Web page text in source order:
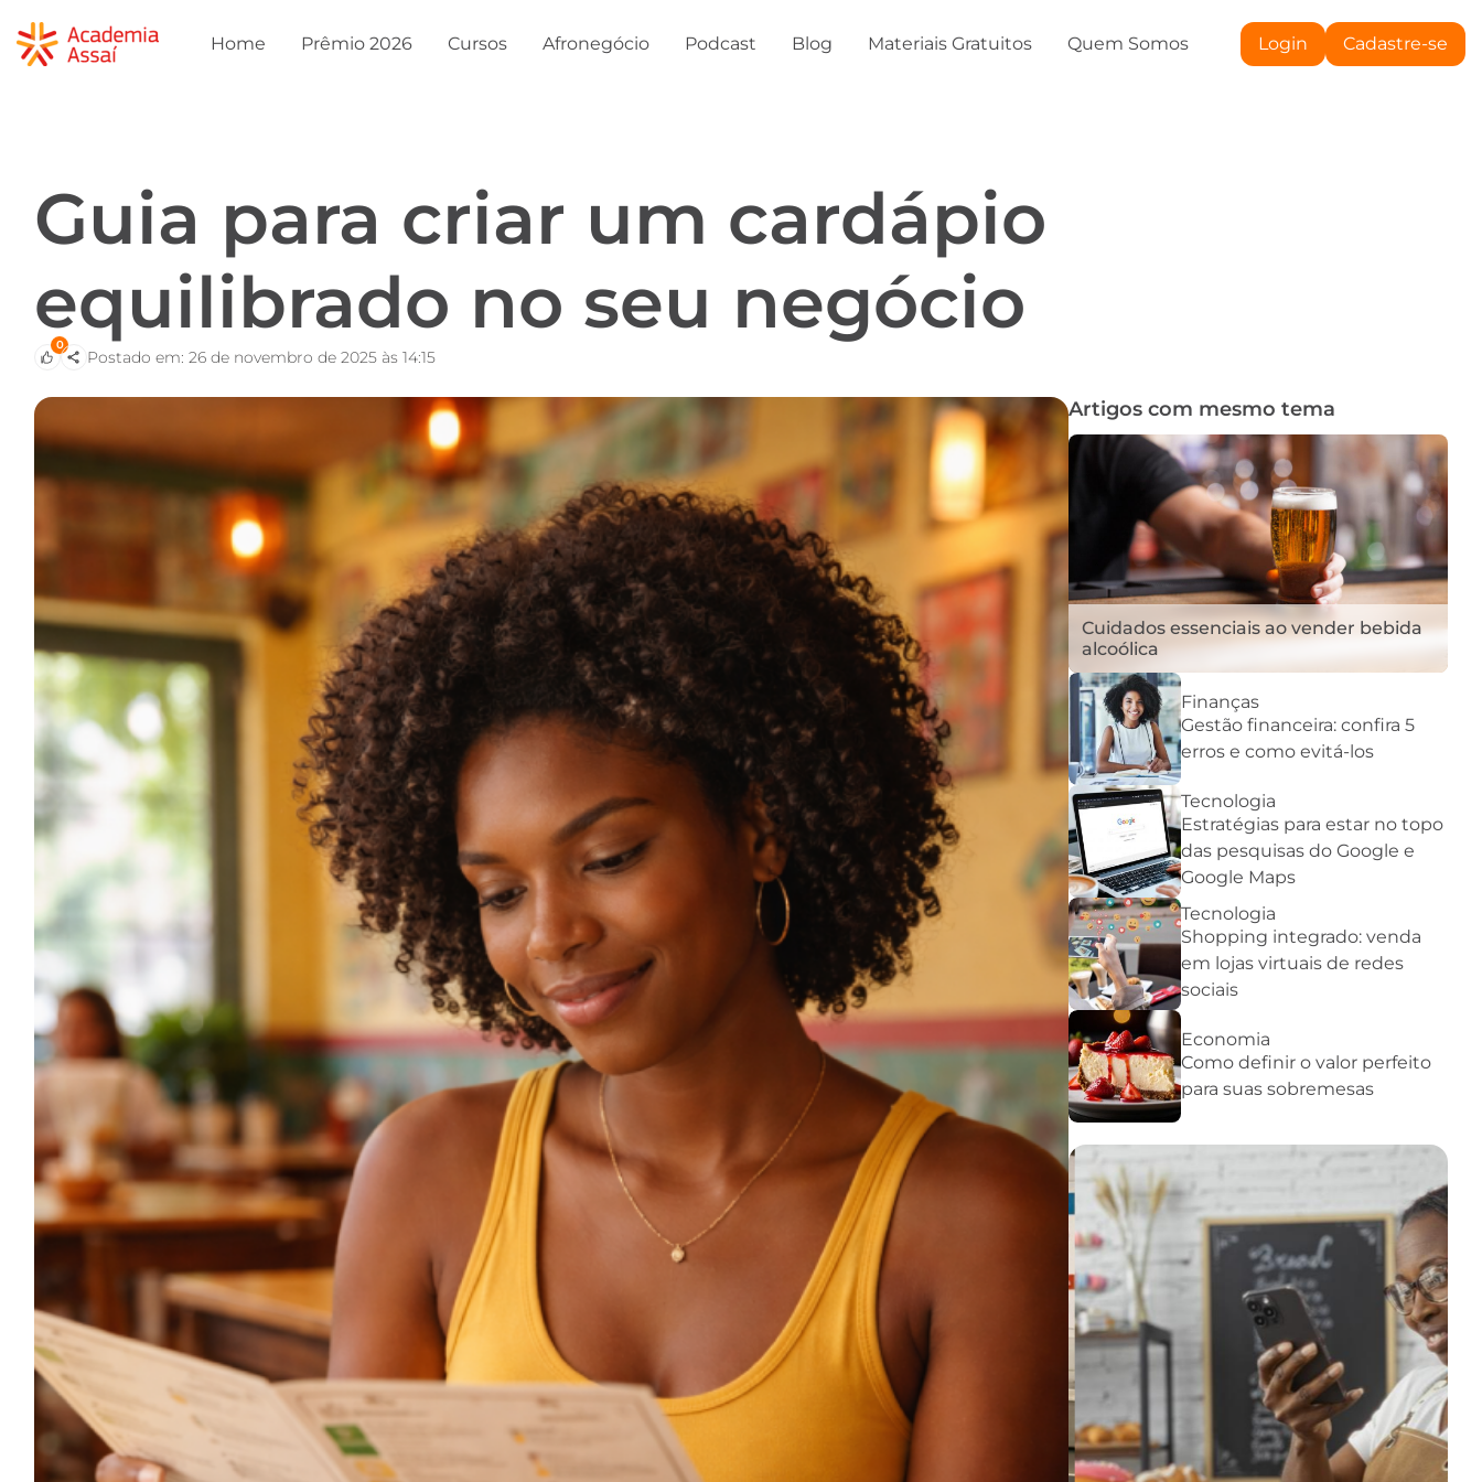
Home Prêmio 2026 Cursos Afronegócio Podcast Blog Materiais Gratuitos Quem Somos Login Cadastre-se
Guia para criar um cardápio
equilibrado no seu negócio
0
Postado em: 26 de novembro de 2025 às 14:15
Artigos com mesmo tema
Cuidados essenciais ao vender bebida
alcoólica
Finanças
Gestão financeira: confira 5
erros e como evitá-los
Tecnologia
Estratégias para estar no topo
das pesquisas do Google e
Google Maps
Tecnologia
Shopping integrado: venda
em lojas virtuais de redes
sociais
Economia
Como definir o valor perfeito
para suas sobremesas